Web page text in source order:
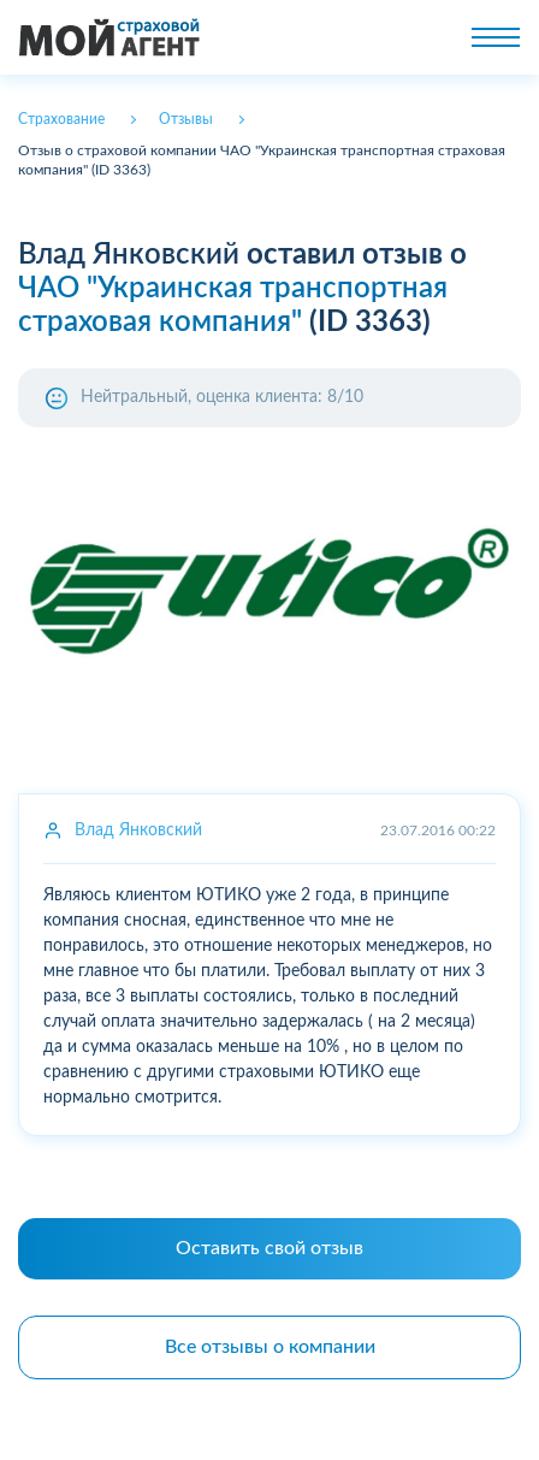
Страхование Отзывы
Отзыв о страховой компании ЧАО "Украинская транспортная страховая
компания" (ID 3363)
Влад Янковский оставил отзыв о
ЧАО "Украинская транспортная
страховая компания" (ID 3363)
Нейтральный, оценка клиента: 8/10
Влад Янковский 23.07.2016 00:22
Являюсь клиентом ЮТИКО уже 2 года, в принципе
компания сносная, единственное что мне не
понравилось, это отношение некоторых менеджеров, но
мне главное что бы платили. Требовал выплату от них 3
раза, все 3 выплаты состоялись, только в последний
случай оплата значительно задержалась ( на 2 месяца)
да и сумма оказалась меньше на 10% , но в целом по
сравнению с другими страховыми ЮТИКО еще
нормально смотрится.
Оставить свой отзыв
Все отзывы о компании